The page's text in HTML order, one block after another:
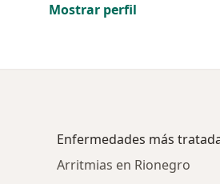
Mostrar perfil
Enfermedades más
Arritmias en Rionegro